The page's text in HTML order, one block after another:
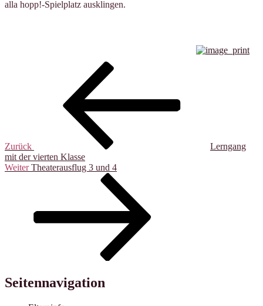
alla hopp!-Spielplatz ausklingen.
Beitragsnavigation
Zurück
Lerngang
mit der vierten Klasse
Nächster
Weiter Theaterausflug 3 und 4
Seitennavigation